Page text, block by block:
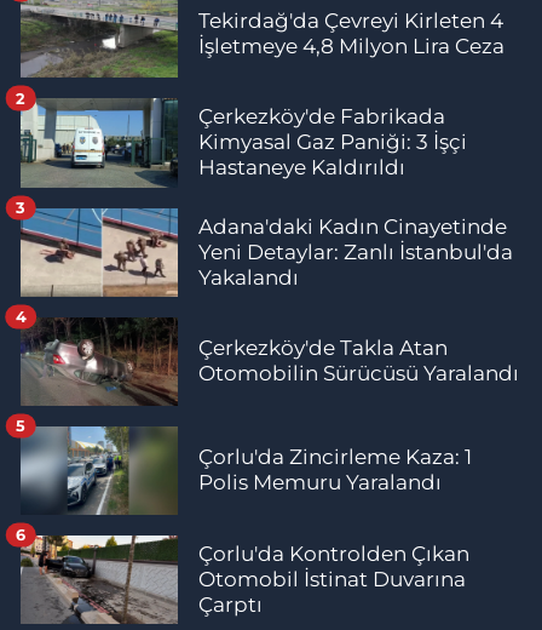
Tekirdağ'da Çevreyi Kirleten 4
İşletmeye 4,8 Milyon Lira Ceza
Çerkezköy'de Fabrikada
Kimyasal Gaz Paniği: 3 İşçi
Hastaneye Kaldırıldı
2
Adana'daki Kadın Cinayetinde
Yeni Detaylar: Zanlı İstanbul'da
Yakalandı
3
Çerkezköy'de Takla Atan
Otomobilin Sürücüsü Yaralandı
4
Çorlu'da Zincirleme Kaza: 1
Polis Memuru Yaralandı
5
Çorlu'da Kontrolden Çıkan
Otomobil İstinat Duvarına
Çarptı
6